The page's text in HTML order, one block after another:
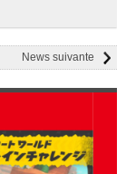
News suivante